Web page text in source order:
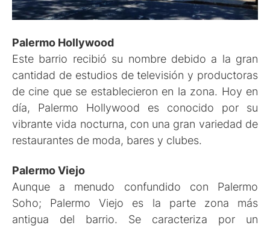
Palermo Hollywood
Este barrio recibió su nombre debido a la gran
cantidad de estudios de televisión y productoras
de cine que se establecieron en la zona. Hoy en
día, Palermo Hollywood es conocido por su
vibrante vida nocturna, con una gran variedad de
restaurantes de moda, bares y clubes.
Palermo Viejo
Aunque a menudo confundido con Palermo
Soho; Palermo Viejo es la parte zona más
antigua del barrio. Se caracteriza por un